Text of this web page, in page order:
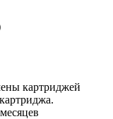
картриджей